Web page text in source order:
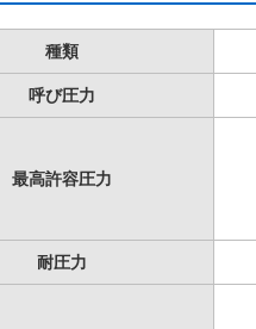
種類
呼び圧力
最高許容圧力
耐圧力